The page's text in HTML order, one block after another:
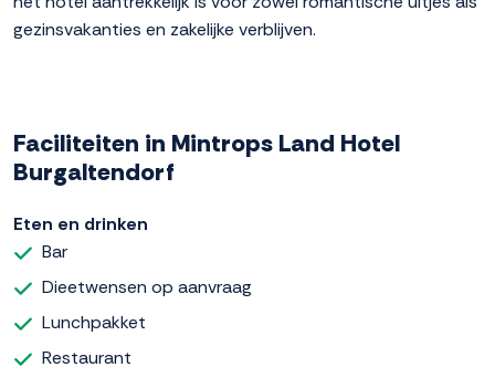
gezinsvakanties en zakelijke verblijven.
Faciliteiten in Mintrops Land Hotel
Burgaltendorf
Eten en drinken
Bar
Dieetwensen op aanvraag
Lunchpakket
Restaurant